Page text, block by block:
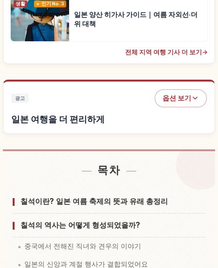
생활 인기 No.3
일본 양산 히가사 가이드｜여름 자외선·더
위 대책
전체 지역 여행 기사 더 보기 →
광고 옵션 보기
일본 여행을 더 편리하게
일본 근처 숙소 찾기↗
일본 체험 찾기 ↗
목차
칠석이란? 일본 여름 축제의 뜻과 유래 총정리
칠석의 역사는 어떻게 형성되었을까?
중국에서 전해진 직녀와 견우의 이야기
일본의 신앙과 계절 행사가 결합되었어요